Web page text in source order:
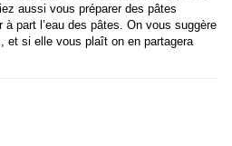
aussi vous préparer des pâtes
part l’eau des pâtes. On vous suggère
et si elle vous plaît on en partagera